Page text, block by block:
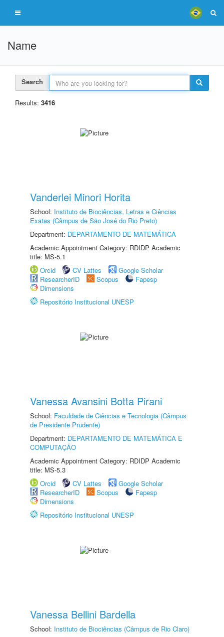
Name
Search
Results: 3416
Vanderlei Minori Horita
School: Instituto de Biociências, Letras e Ciências
Exatas (Câmpus de São José do Rio Preto)
Department: DEPARTAMENTO DE MATEMÁTICA
Academic Appointment Category: RDIDP Academic
title: MS-5.1
Orcid
CV Lattes
Google Scholar
ResearcherID
Scopus
Fapesp
Dimensions
Repositório Institucional UNESP
Vanessa Avansini Botta Pirani
School: Faculdade de Ciências e Tecnologia (Câmpus
de Presidente Prudente)
Department: DEPARTAMENTO DE MATEMÁTICA E
COMPUTAÇÃO
Academic Appointment Category: RDIDP Academic
title: MS-5.3
Orcid
CV Lattes
Google Scholar
ResearcherID
Scopus
Fapesp
Dimensions
Repositório Institucional UNESP
Vanessa Bellini Bardella
School: Instituto de Biociências (Câmpus de Rio Claro)